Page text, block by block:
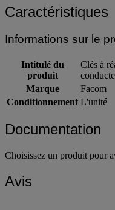
Caractéristiques
Informations sur le
Intitulé du
produit
Clés à
Marque
Facom
Conditionnement L'unité
Documentation
Choisissez un produit pour
Avis